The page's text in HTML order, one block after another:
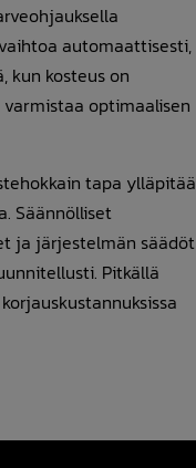
automaattisesti,
kun kosteus on
optimaalisen
tapa ylläpitää
Säännölliset
ja järjestelmän säädöt
Pitkällä